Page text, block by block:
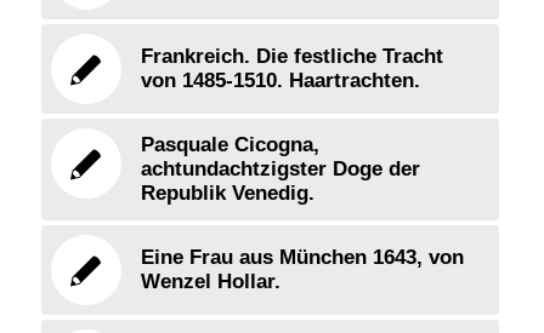
Frankreich. Die festliche Tracht
von 1485-1510. Haartrachten.
Pasquale Cicogna,
achtundachtzigster Doge der
Republik Venedig.
Eine Frau aus München 1643, von
Wenzel Hollar.